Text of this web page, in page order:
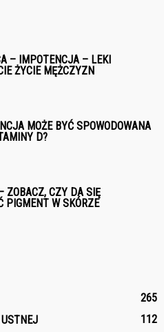
– IMPOTENCJA – LEKI
ŻYCIE MĘŻCZYZN
MOŻE BYĆ SPOWODOWANA
D?
ZOBACZ, CZY DA SIĘ
PIGMENT W SKÓRZE
265
112